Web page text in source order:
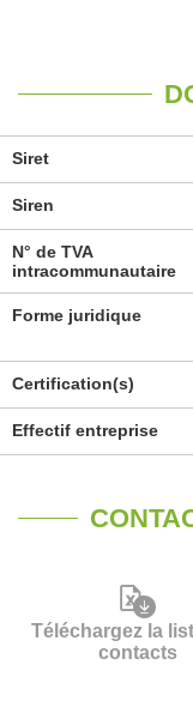
Siret
Siren
N° de TVA
intracommunautaire
Forme juridique
Certification(s)
Effectif entreprise
Téléchargez la
contacts